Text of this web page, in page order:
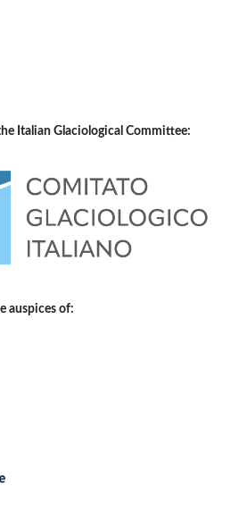
Italian Glaciological Committee:
auspices of: